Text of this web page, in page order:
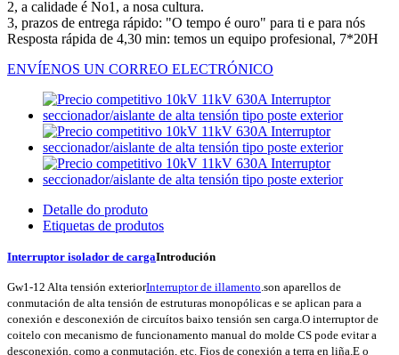
2, a calidade é No1, a nosa cultura.
3, prazos de entrega rápido: "O tempo é ouro" para ti e para nós
Resposta rápida de 4,30 min: temos un equipo profesional, 7*20H
ENVÍENOS UN CORREO ELECTRÓNICO
Detalle do produto
Etiquetas de produtos
Interruptor isolador de cargaIntrodución
Gw1-12 Alta tensión exteriorInterruptor de illamento.son aparellos de
conmutación de alta tensión de estruturas monopólicas e se aplican para a
conexión e desconexión de circuítos baixo tensión sen carga.O interruptor de
coitelo con mecanismo de funcionamento manual do molde CS pode evitar a
desconexión, como a conmutación, etc. Fios de conexión a terra en liña.E o